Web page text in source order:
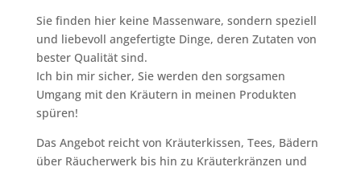
Sie finden hier keine Massenware, sondern speziell
und liebevoll angefertigte Dinge, deren Zutaten von
bester Qualität sind.
Ich bin mir sicher, Sie werden den sorgsamen
Umgang mit den Kräutern in meinen Produkten
spüren!
Das Angebot reicht von Kräuterkissen, Tees, Bädern
über Räucherwerk bis hin zu Kräuterkränzen und